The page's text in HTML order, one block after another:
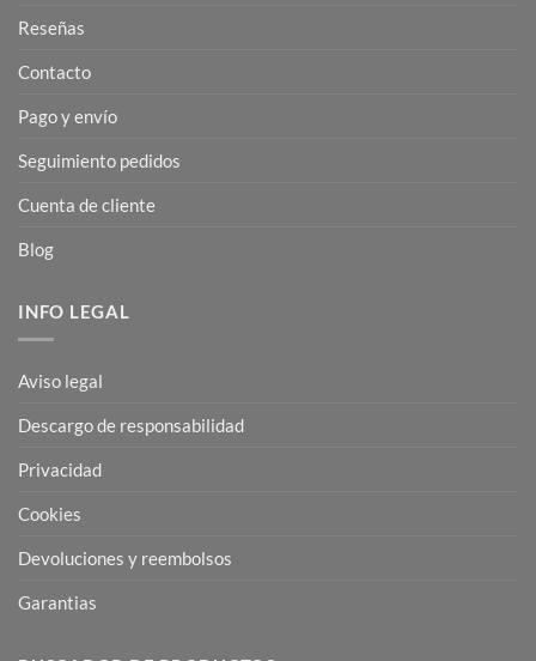
Reseñas
Contacto
Pago y envío
Seguimiento pedidos
Cuenta de cliente
Blog
INFO LEGAL
Aviso legal
Descargo de responsabilidad
Privacidad
Cookies
Devoluciones y reembolsos
Garantias